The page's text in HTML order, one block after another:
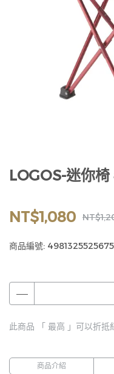
LOGOS-迷你
NT$1,080
商品編號: 4981325525675
此商品 「 最高 」可以折抵
商品介紹